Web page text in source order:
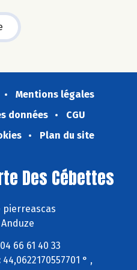
Mentions légales
données
CGU
Plan du site
Des Cébettes
pierreascas
04 66 61 40 33
44,0622170557701 ° ,